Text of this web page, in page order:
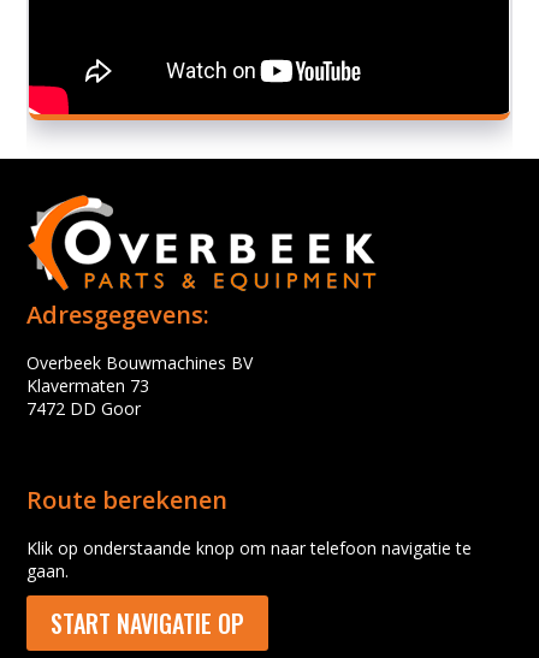
Adresgegevens:
Overbeek Bouwmachines BV
Klavermaten 73
7472 DD Goor
Route berekenen
Klik op onderstaande knop om naar telefoon navigatie te
gaan.
START NAVIGATIE OP